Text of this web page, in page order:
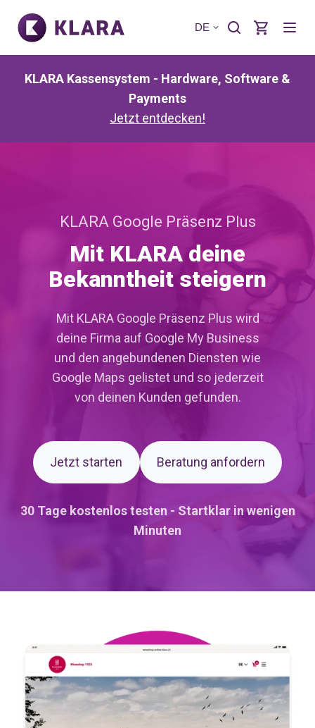
DE
KLARA Kassensystem - Hardware, Software &
Payments
Jetzt entdecken!
KLARA Google Präsenz Plus
Mit KLARA deine
Bekanntheit steigern
Mit KLARA Google Präsenz Plus wird
deine Firma auf Google My Business
und den angebundenen Diensten wie
Google Maps gelistet und so jederzeit
von deinen Kunden gefunden.
Jetzt starten Beratung anfordern
30 Tage kostenlos testen - Startklar in wenigen
Minuten